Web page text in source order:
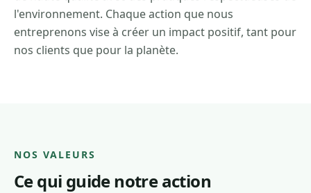
l'environnement. Chaque action que nous
entreprenons vise à créer un impact positif, tant pour
nos clients que pour la planète.
NOS VALEURS
Ce qui guide notre action